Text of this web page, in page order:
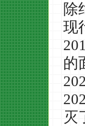
除
现
的
灭